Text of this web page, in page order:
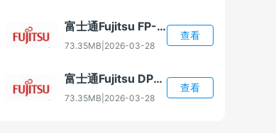
富士通Fujitsu FP-2100 打印机驱动
73.35MB 2026-03-28
查看
富士通Fujitsu DPK1560 打印机驱动
73.35MB 2026-03-28
查看